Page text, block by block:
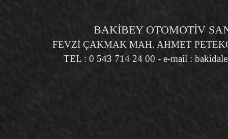
BAKİBEY OTOMOTİV
FEVZİ ÇAKMAK MAH. AHMET
TEL : 0 543 714 24 00 - e-mail :